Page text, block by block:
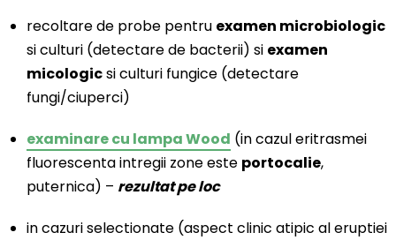
recoltare de probe pentru examen microbiologic
si culturi (detectare de bacterii) si examen
micologicsi culturi fungice (detectare
fungi/ciuperci)
examinare cu lampa Wood (in cazul eritrasmei
fluorescenta intregii zone este portocalie,
puternica) – rezultat pe loc
in cazuri selectionate (aspect clinic atipic al eruptiei